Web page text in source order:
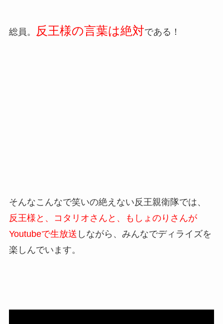
総員。 反王様の言葉は絶対である！
そんなこんなで笑いの絶えない反王親衛隊では、
反王様と、コタリオさんと、もしょのりさんが
Youtubeで生放送 しながら、みんなでディライズを
楽しんでいます。